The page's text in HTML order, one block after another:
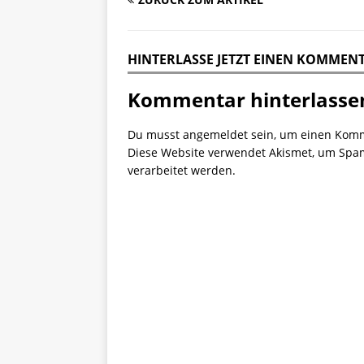
HINTERLASSE JETZT EINEN
Kommentar
Du musst angemeldet sein, um einen
Diese Website verwendet Akismet, um
verarbeitet werden.